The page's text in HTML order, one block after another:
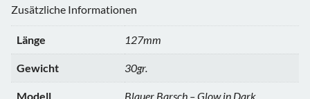
Zusätzliche Informationen
Länge 127mm
Gewicht 30gr.
Modell Blauer Barsch – Glow in Dark